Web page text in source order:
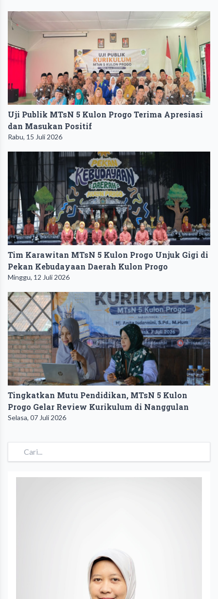
Uji Publik MTsN 5 Kulon Progo Terima Apresiasi
dan Masukan Positif
Rabu, 15 Juli 2026
Tim Karawitan MTsN 5 Kulon Progo Unjuk Gigi di
Pekan Kebudayaan Daerah Kulon Progo
Minggu, 12 Juli 2026
Tingkatkan Mutu Pendidikan, MTsN 5 Kulon
Progo Gelar Review Kurikulum di Nanggulan
Selasa, 07 Juli 2026